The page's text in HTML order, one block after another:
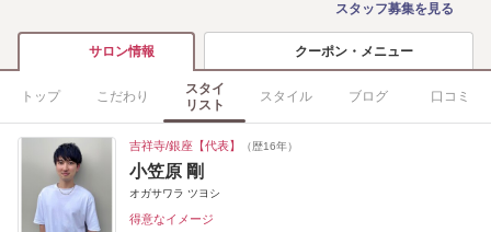
スタッフ募集を見る
サロン情報 クーポン・メニュー
トップ こだわり
スタイ
リスト
スタイル ブログ 口コミ
吉祥寺/銀座【代表】 （歴16年）
小笠原 剛
オガサワラ ツヨシ
得意なイメージ